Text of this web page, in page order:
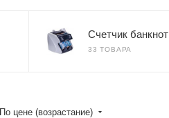
Счетчик банкнот
33 ТОВАРА
По цене (возрастание)